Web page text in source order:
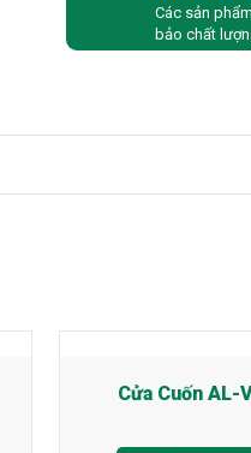
Các sản
bảo chất
Cửa Cuốn AL-